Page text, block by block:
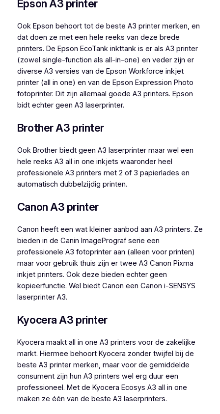
Epson A3 printer
Ook Epson behoort tot de beste A3 printer merken, en
dat doen ze met een hele reeks van deze brede
printers. De Epson EcoTank inkttank is er als A3 printer
(zowel single-function als all-in-one) en veder zijn er
diverse A3 versies van de Epson Workforce inkjet
printer (all in one) en van de Epson Expression Photo
fotoprinter. Dit zijn allemaal goede A3 printers. Epson
bidt echter geen A3 laserprinter.
Brother A3 printer
Ook Brother biedt geen A3 laserprinter maar wel een
hele reeks A3 all in one inkjets waaronder heel
professionele A3 printers met 2 of 3 papierlades en
automatisch dubbelzijdig printen.
Canon A3 printer
Canon heeft een wat kleiner aanbod aan A3 printers. Ze
bieden in de Canin ImagePrograf serie een
professionele A3 fotoprinter aan (alleen voor printen)
maar voor gebruik thuis zijn er twee A3 Canon Pixma
inkjet printers. Ook deze bieden echter geen
kopieerfunctie. Wel biedt Canon een Canon i-SENSYS
laserprinter A3.
Kyocera A3 printer
Kyocera maakt all in one A3 printers voor de zakelijke
markt. Hiermee behoort Kyocera zonder twijfel bij de
beste A3 printer merken, maar voor de gemiddelde
consument zijn hun A3 printers wel erg duur een
professioneel. Met de Kyocera Ecosys A3 all in one
maken ze één van de beste A3 laserprinters.